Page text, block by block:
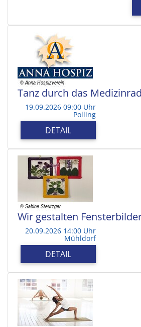
Tanz durch das Medizinrad
19.09.2026 09:00 Uhr
Polling
DETAIL
Wir gestalten
20.09.2026 14:00 Uhr
Mühldorf
DETAIL